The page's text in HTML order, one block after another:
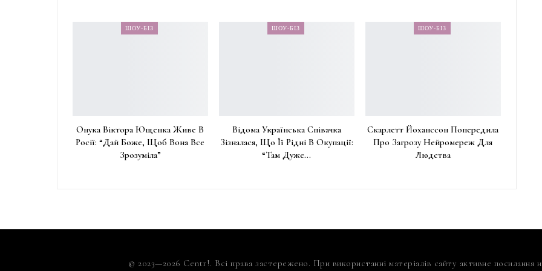
ШОУ-БІЗ
Онука Віктора Ющенка Живе В
Росії: “Дай Боже, Щоб Вона Все
Зрозуміла”
ШОУ-БІЗ
Відома Українська Співачка
Зізналася, Що Її Рідні В Окупації:
“Там Дуже…
ШОУ-БІЗ
Скарлетт Йоханссон Попередила
Про Загрозу Нейромереж Для
Людства
© 2023—2026 Centr!. Всі права застережено. При використанні матеріалів сайту активне посилання